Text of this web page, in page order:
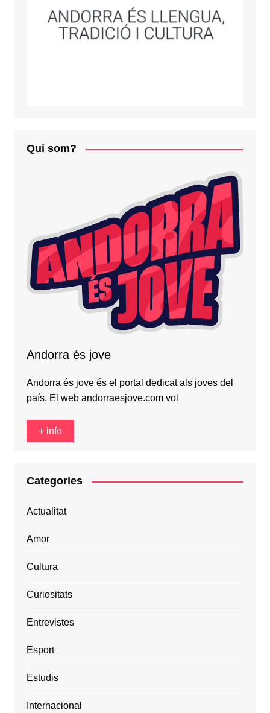
Qui som?
Andorra és jove
Andorra és jove és el portal dedicat als joves del
país. El web andorraesjove.com vol
+ info
Categories
Actualitat
Amor
Cultura
Curiositats
Entrevistes
Esport
Estudis
Internacional